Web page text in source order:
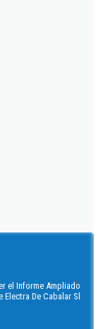
el Informe Ampliado
Electra De Cabalar Sl